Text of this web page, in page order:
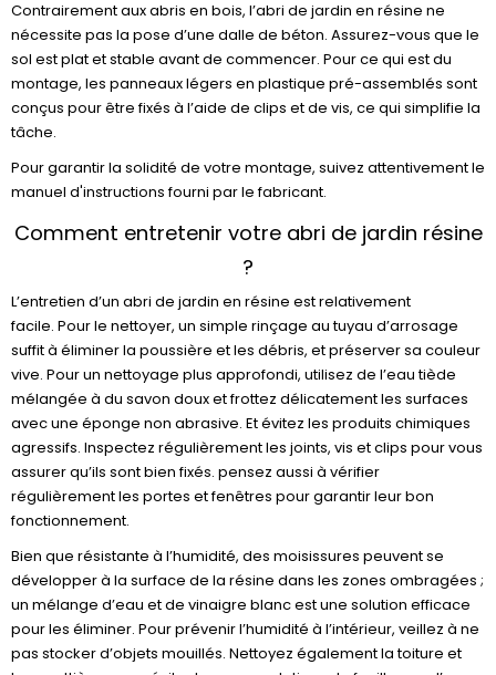
Contrairement aux abris en bois, l’abri de jardin en résine ne
nécessite pas la pose d’une dalle de béton. Assurez-vous que le
sol est plat et stable avant de commencer. Pour ce qui est du
montage, les panneaux légers en plastique pré-assemblés sont
conçus pour être fixés à l’aide de clips et de vis, ce qui simplifie la
tâche.
Pour garantir la solidité de votre montage, suivez attentivement le
manuel d'instructions fourni par le fabricant.
Comment entretenir votre abri de jardin résine
?
L’entretien d’un abri de jardin en résine est relativement
facile. Pour le nettoyer, un simple rinçage au tuyau d’arrosage
suffit à éliminer la poussière et les débris, et préserver sa couleur
vive. Pour un nettoyage plus approfondi, utilisez de l’eau tiède
mélangée à du savon doux et frottez délicatement les surfaces
avec une éponge non abrasive. Et évitez les produits chimiques
agressifs. Inspectez régulièrement les joints, vis et clips pour vous
assurer qu’ils sont bien fixés. pensez aussi à vérifier
régulièrement les portes et fenêtres pour garantir leur bon
fonctionnement.
Bien que résistante à l’humidité, des moisissures peuvent se
développer à la surface de la résine dans les zones ombragées ;
un mélange d’eau et de vinaigre blanc est une solution efficace
pour les éliminer. Pour prévenir l’humidité à l’intérieur, veillez à ne
pas stocker d’objets mouillés. Nettoyez également la toiture et